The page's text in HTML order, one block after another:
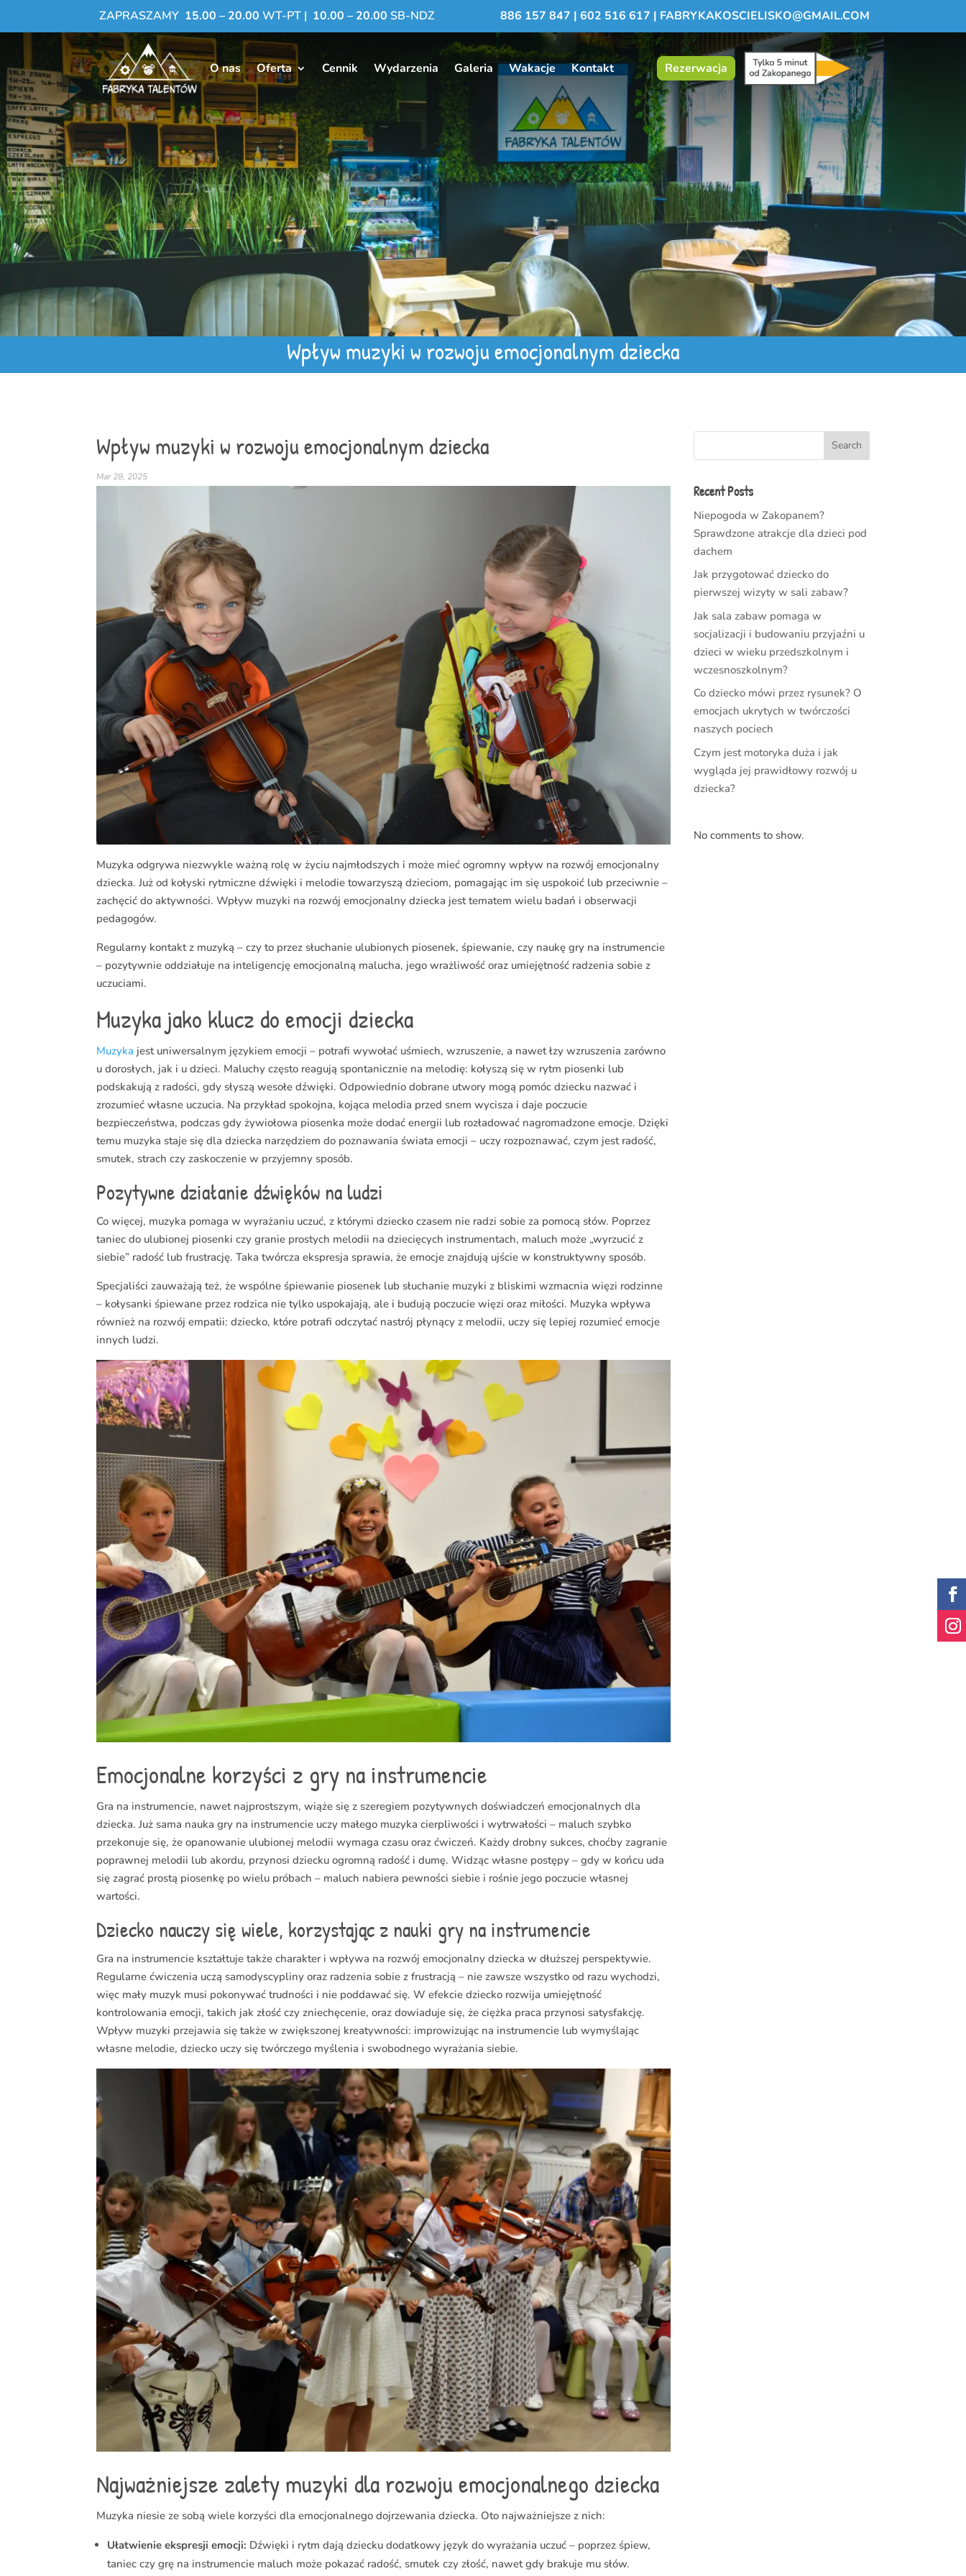
ZAPRASZAMY 15.00 – 20.00 WT-PT | 10.00 – 20.00 SB-NDZ 886 157 847 | 602 516 617 | FABRYKAKOSCIELISKO@GMAIL.COM
O nas Oferta Cennik Wydarzenia Galeria Wakacje Kontakt Rezerwacja
Wpływ muzyki w rozwoju emocjonalnym dziecka
Wpływ muzyki w rozwoju emocjonalnym dziecka
Mar 28, 2025
Muzyka odgrywa niezwykle ważną rolę w życiu najmłodszych i może mieć ogromny wpływ na rozwój emocjonalny
dziecka. Już od kołyski rytmiczne dźwięki i melodie towarzyszą dzieciom, pomagając im się uspokoić lub przeciwnie –
zachęcić do aktywności. Wpływ muzyki na rozwój emocjonalny dziecka jest tematem wielu badań i obserwacji
pedagogów.
Regularny kontakt z muzyką – czy to przez słuchanie ulubionych piosenek, śpiewanie, czy naukę gry na instrumencie
– pozytywnie oddziałuje na inteligencję emocjonalną malucha, jego wrażliwość oraz umiejętność radzenia sobie z
uczuciami.
Muzyka jako klucz do emocji dziecka
Muzyka jest uniwersalnym językiem emocji – potrafi wywołać uśmiech, wzruszenie, a nawet łzy wzruszenia zarówno
u dorosłych, jak i u dzieci. Maluchy często reagują spontanicznie na melodię: kołyszą się w rytm piosenki lub
podskakują z radości, gdy słyszą wesołe dźwięki. Odpowiednio dobrane utwory mogą pomóc dziecku nazwać i
zrozumieć własne uczucia. Na przykład spokojna, kojąca melodia przed snem wycisza i daje poczucie
bezpieczeństwa, podczas gdy żywiołowa piosenka może dodać energii lub rozładować nagromadzone emocje. Dzięki
temu muzyka staje się dla dziecka narzędziem do poznawania świata emocji – uczy rozpoznawać, czym jest radość,
smutek, strach czy zaskoczenie w przyjemny sposób.
Pozytywne działanie dźwięków na ludzi
Co więcej, muzyka pomaga w wyrażaniu uczuć, z którymi dziecko czasem nie radzi sobie za pomocą słów. Poprzez
taniec do ulubionej piosenki czy granie prostych melodii na dziecięcych instrumentach, maluch może „wyrzucić z
siebie” radość lub frustrację. Taka twórcza ekspresja sprawia, że emocje znajdują ujście w konstruktywny sposób.
Specjaliści zauważają też, że wspólne śpiewanie piosenek lub słuchanie muzyki z bliskimi wzmacnia więzi rodzinne
– kołysanki śpiewane przez rodzica nie tylko uspokajają, ale i budują poczucie więzi oraz miłości. Muzyka wpływa
również na rozwój empatii: dziecko, które potrafi odczytać nastrój płynący z melodii, uczy się lepiej rozumieć emocje
innych ludzi.
Emocjonalne korzyści z gry na instrumencie
Gra na instrumencie, nawet najprostszym, wiąże się z szeregiem pozytywnych doświadczeń emocjonalnych dla
dziecka. Już sama nauka gry na instrumencie uczy małego muzyka cierpliwości i wytrwałości – maluch szybko
przekonuje się, że opanowanie ulubionej melodii wymaga czasu oraz ćwiczeń. Każdy drobny sukces, choćby zagranie
poprawnej melodii lub akordu, przynosi dziecku ogromną radość i dumę. Widząc własne postępy – gdy w końcu uda
się zagrać prostą piosenkę po wielu próbach – maluch nabiera pewności siebie i rośnie jego poczucie własnej
wartości.
Dziecko nauczy się wiele, korzystając z nauki gry na instrumencie
Gra na instrumencie kształtuje także charakter i wpływa na rozwój emocjonalny dziecka w dłuższej perspektywie.
Regularne ćwiczenia uczą samodyscypliny oraz radzenia sobie z frustracją – nie zawsze wszystko od razu wychodzi,
więc mały muzyk musi pokonywać trudności i nie poddawać się. W efekcie dziecko rozwija umiejętność
kontrolowania emocji, takich jak złość czy zniechęcenie, oraz dowiaduje się, że ciężka praca przynosi satysfakcję.
Wpływ muzyki przejawia się także w zwiększonej kreatywności: improwizując na instrumencie lub wymyślając
własne melodie, dziecko uczy się twórczego myślenia i swobodnego wyrażania siebie.
Najważniejsze zalety muzyki dla rozwoju emocjonalnego dziecka
Muzyka niesie ze sobą wiele korzyści dla emocjonalnego dojrzewania dziecka. Oto najważniejsze z nich:
Ułatwienie ekspresji emocji: Dźwięki i rytm dają dziecku dodatkowy język do wyrażania uczuć – poprzez śpiew,
taniec czy grę na instrumencie maluch może pokazać radość, smutek czy złość, nawet gdy brakuje mu słów.
Search
Recent Posts
Niepogoda w Zakopanem?
Sprawdzone atrakcje dla dzieci pod
dachem
Jak przygotować dziecko do
pierwszej wizyty w sali zabaw?
Jak sala zabaw pomaga w
socjalizacji i budowaniu przyjaźni u
dzieci w wieku przedszkolnym i
wczesnoszkolnym?
Co dziecko mówi przez rysunek? O
emocjach ukrytych w twórczości
naszych pociech
Czym jest motoryka duża i jak
wygląda jej prawidłowy rozwój u
dziecka?
No comments to show.